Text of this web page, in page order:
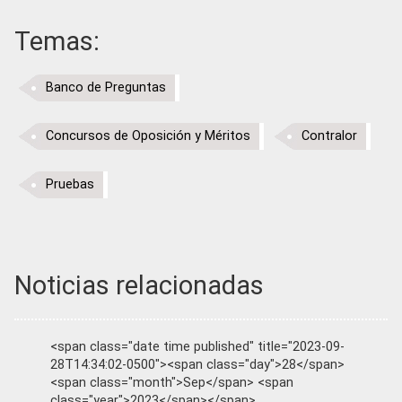
Temas:
Banco de Preguntas
Concursos de Oposición y Méritos Contralor
Pruebas
Noticias relacionadas
<span class="date time published" title="2023-09-
28T14:34:02-0500"><span class="day">28</span>
<span class="month">Sep</span> <span